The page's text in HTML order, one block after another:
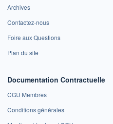
Archives
Contactez-nous
Foire aux Questions
Plan du site
Documentation Contractuelle
CGU Membres
Conditions générales